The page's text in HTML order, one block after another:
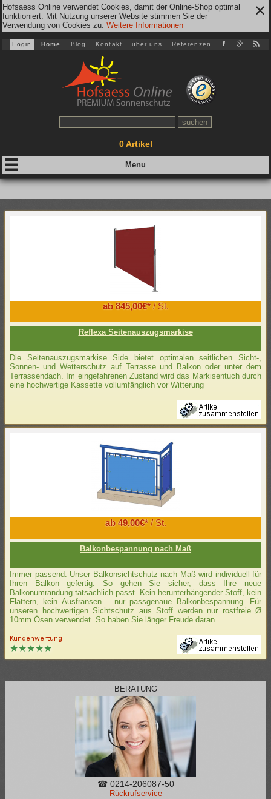
Hofsaess Online verwendet Cookies, damit der Online-Shop optimal
funktioniert. Mit Nutzung unserer Website stimmen Sie der
Verwendung von Cookies zu.Weitere Informationen
✕
Login Home Blog Kontakt über uns Referenzen
0Artikel
ab 845,00€*/ St.
Reflexa Seitenauszugsmarkise
Die Seitenauszugsmarkise Side bietet optimalen seitlichen Sicht-,
Sonnen- und Wetterschutz auf Terrasse und Balkon oder unter dem
Terrassendach. Im eingefahrenen Zustand wird das Markisentuch durch
eine hochwertige Kassette vollumfänglich vor Witterung
ab 49,00€*/ St.
Balkonbespannung nach Maß
Immer passend: Unser Balkonsichtschutz nach Maß wird individuell für
Ihren Balkon gefertig. So gehen Sie sicher, dass Ihre neue
Balkonumrandung tatsächlich passt. Kein herunterhängender Stoff, kein
Flattern, kein Ausfransen – nur passgenaue Balkonbespannung. Für
unseren hochwertigen Sichtschutz aus Stoff werden nur rostfreie Ø
10mm Ösen verwendet. So haben Sie länger Freude daran.
BERATUNG
☎ 0214-206087-50
Rückrufservice